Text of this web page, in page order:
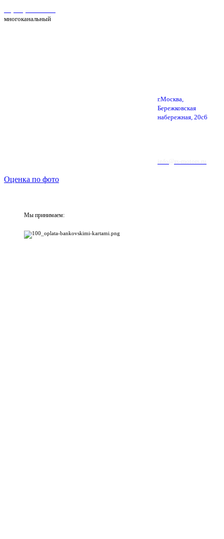
многоканальный
г.Москва,
Бережковская
набережная, 20с6
Оценка по фото
Мы принимаем: